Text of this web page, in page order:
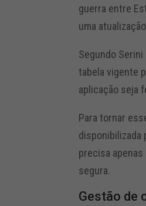
guerra entre
uma
Segundo
tabela vigente
aplicação seja
Para tornar
disponibilizada
precisa
segura.
Gestão de